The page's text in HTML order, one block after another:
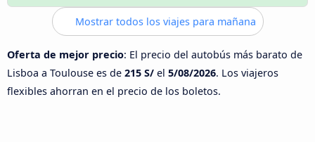
Mostrar todos los viajes para mañana
Oferta de mejor precio: El precio del autobús más barato de
Lisboa a Toulouse es de 215 S/ el 5/08/2026. Los viajeros
flexibles ahorran en el precio de los boletos.